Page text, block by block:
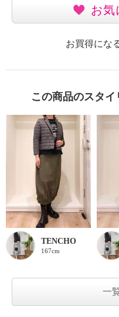
お気
お買得にな
この商品のスタ
TENCHO
167cm
一